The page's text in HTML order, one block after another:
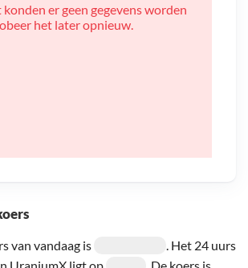
van vandaag is
. Het 24 uurs
er geen gegevens worden
het later opnieuw.